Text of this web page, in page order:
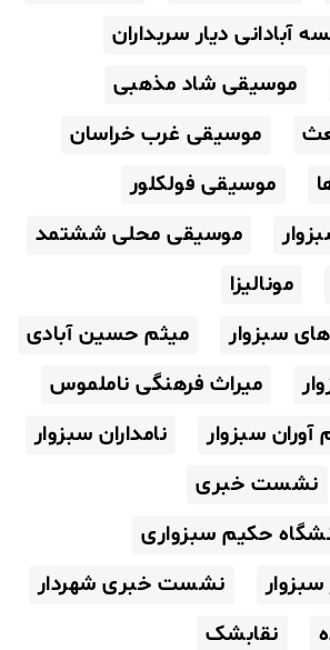
آبادانی دیار سربداران
موسیقی شاد مذهبی
موسیقی غرب خراسان
موسیقی فولکلور
موسیقی محلی ششتمد
مونالیزا
سبزوار
میثم حسین آبادی
میراث فرهنگی ناملموس
آوران سبزوار
نامداران سبزوار
نشست خبری
حکیم سبزواری
نشست خبری شهردار
نقابشک